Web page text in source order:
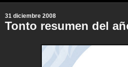
31 diciembre 2008
Tonto resumen del